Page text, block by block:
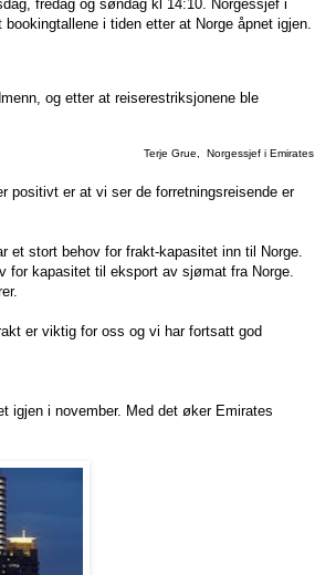
fredag og søndag kl 14:10. Norgessjef i
i tiden etter at Norge åpnet igjen.
og etter at reiserestriksjonene ble
Terje Grue, Norgessjef i Emirates
er at vi ser de forretningsreisende er
et stort behov for frakt-kapasitet inn til Norge.
for kapasitet til eksport av sjømat fra Norge.
er viktig for oss og vi har fortsatt god
igjen i november. Med det øker Emirates